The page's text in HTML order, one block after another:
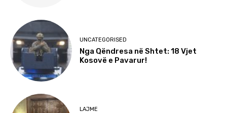
UNCATEGORISED
Nga Qëndresa në Shtet: 18 Vjet
Kosovë e Pavarur!
LAJME